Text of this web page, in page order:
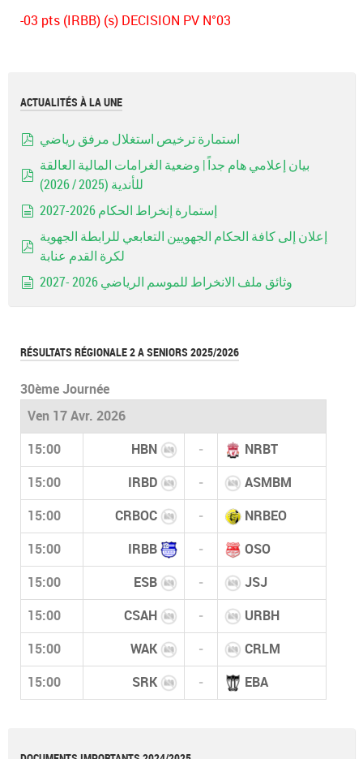
-03 pts (IRBB) (s) DECISION PV N°03
ACTUALITÉS À LA UNE
استمارة ترخيص استغلال مرفق رياضي
pdf
بيان إعلامي هام جداً | وضعية الغرامات المالية العالقة
للأندية (2025 / 2026)
إستمارة إنخراط الحكام 2026-2027
pdf
إعلان إلى كافة الحكام الجهويين التعابعي للرابطة الجهوية
لكرة القدم عنابة
وثائق ملف الانخراط للموسم الرياضي 2026 -2027
RÉSULTATS RÉGIONALE 2 A SENIORS 2025/2026
30ème Journée
Ven 17 Avr. 2026
15:00 HBN - NRBT
15:00 IRBD - ASMBM
15:00 CRBOC - NRBEO
15:00 IRBB - OSO
15:00 ESB - JSJ
15:00 CSAH - URBH
15:00 WAK - CRLM
15:00 SRK - EBA